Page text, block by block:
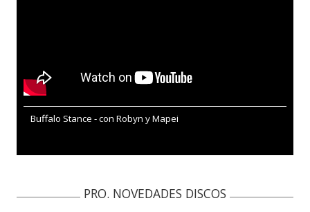
Buffalo Stance - con Robyn y Mapei
PRO. NOVEDADES DISCOS